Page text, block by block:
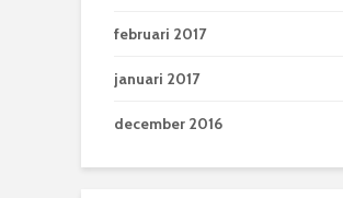
februari 2017
januari 2017
december 2016